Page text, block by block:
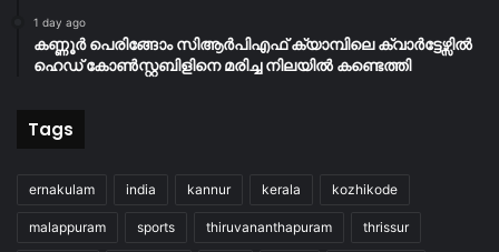
1 day ago
കണ്ണൂർ പെരിങ്ങോം സിആർപിഎഫ് ക്യാമ്പിലെ ക്വാർട്ടേഴ്സിൽ
ഹെഡ് കോൺസ്റ്റബിളിനെ മരിച്ച നിലയിൽ കണ്ടെത്തി
Tags
ernakulam india kannur kerala kozhikode
malappuram sports thiruvananthapuram thrissur